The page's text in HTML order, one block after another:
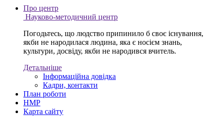
Про центр
Науково-методичний центр
Погодьтесь, що людство припинило б своє існування,
якби не народилася людина, яка є носієм знань,
культури, досвіду, якби не народився вчитель.
Детальніше
Інформаційна довідка
Кадри, контакти
План роботи
НМР
Карта сайту